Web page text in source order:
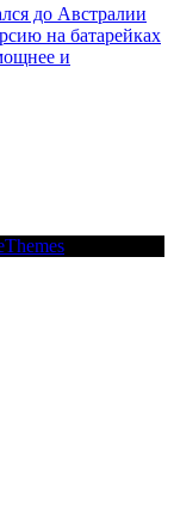
до Австралии
на батарейках
и